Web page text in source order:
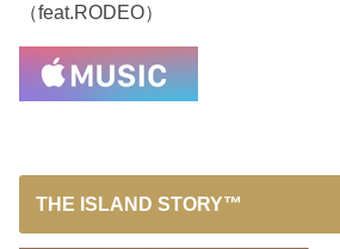
（feat.RODEO）
THE ISLAND STORY™